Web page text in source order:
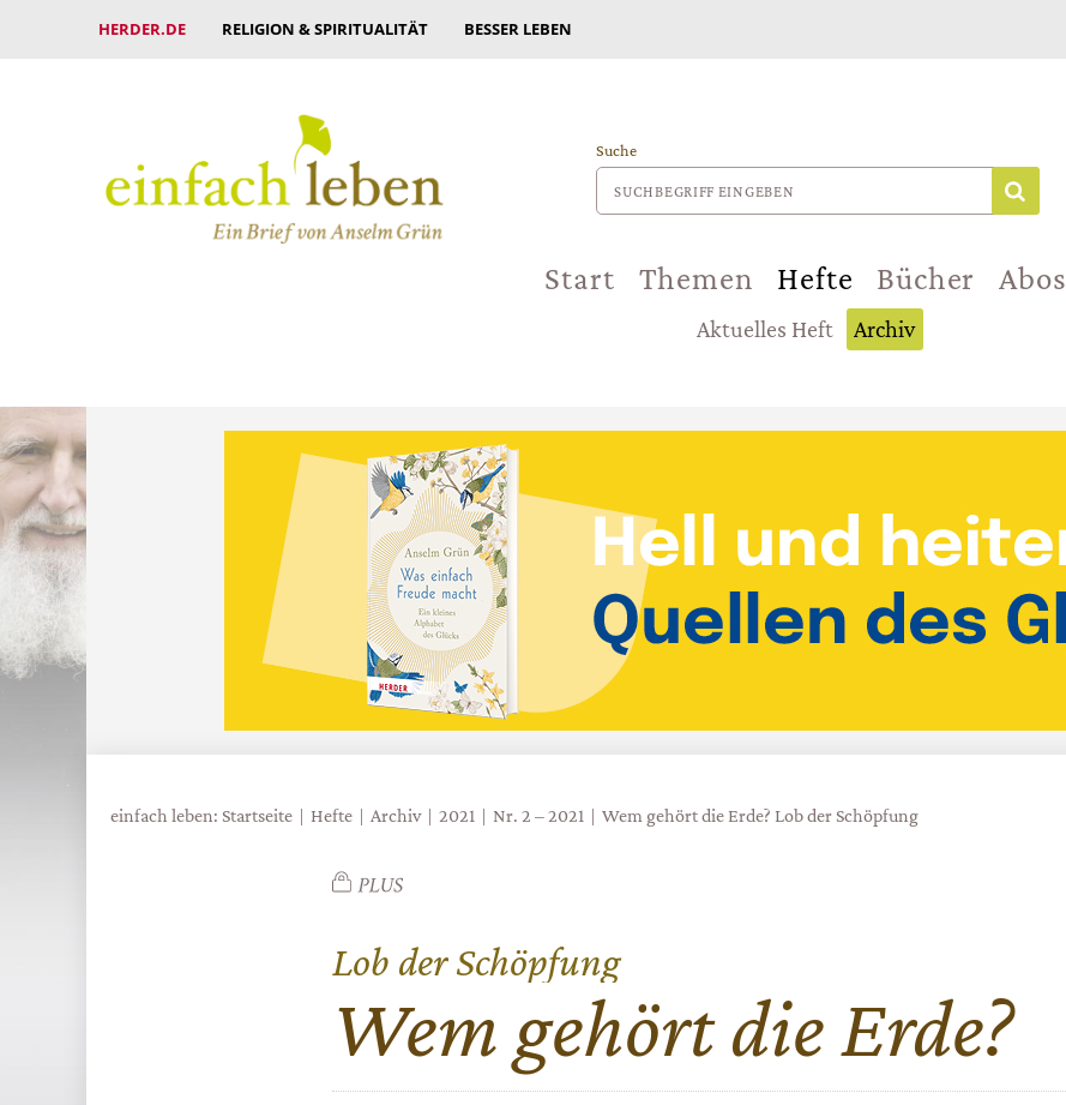
HERDER.DE RELIGION & SPIRITUALITÄT BESSER LEBEN
Suche
Start Themen Hefte Bücher Abos
Aktuelles Heft Archiv
einfach leben: Startseite Hefte Archiv 2021 Nr. 2 – 2021 Wem gehört die Erde? Lob der Schöpfung
Lob der Schöpfung
:
Wem gehört die Erde?